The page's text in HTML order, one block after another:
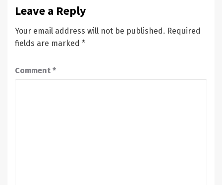
Leave a Reply
Your email address will not be published. Required
fields are marked *
Comment *